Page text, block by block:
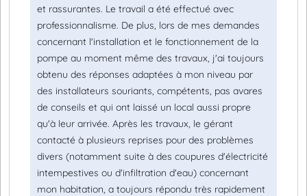
et rassurantes. Le travail a été effectué avec
professionnalisme. De plus, lors de mes demandes
concernant l'installation et le fonctionnement de la
pompe au moment même des travaux, j'ai toujours
obtenu des réponses adaptées à mon niveau par
des installateurs souriants, compétents, pas avares
de conseils et qui ont laissé un local aussi propre
qu'à leur arrivée. Après les travaux, le gérant
contacté à plusieurs reprises pour des problèmes
divers (notamment suite à des coupures d'électricité
intempestives ou d'infiltration d'eau) concernant
mon habitation, a toujours répondu très rapidement